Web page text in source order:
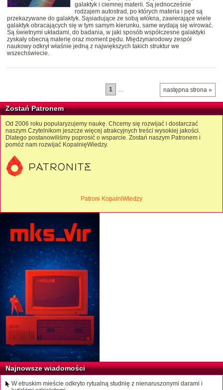
galaktyk i ciemnej materii. Są jednocześnie
rodzajem autostrad, po których materia i pęd są
przekazywane do galaktyk. Sąsiadujące ze sobą włókna, zawierające wiele
galaktyk obracających się w tym samym kierunku, same wydają się wirować.
Są świetnymi układami, do badania, w jaki sposób współczesne galaktyki
zyskały obecną materię oraz moment pędu. Międzynarodowy zespół
naukowy odkrył właśnie jedną z największych takich struktur we
wszechświecie.
następna strona »
1 …
Zostań Patronem
Od 2006 roku popularyzujemy naukę. Chcemy się rozwijać i dostarczać
naszym Czytelnikom jeszcze więcej atrakcyjnych treści wysokiej jakości.
Dlatego postanowiliśmy poprosić o wsparcie. Zostań naszym Patronem i
pomóż nam rozwijać KopalnięWiedzy.
Patroni KopalniWiedzy
Najnowsze wiadomości
W etruskim mieście odkryto rytualną studnię z nienaruszonymi darami i